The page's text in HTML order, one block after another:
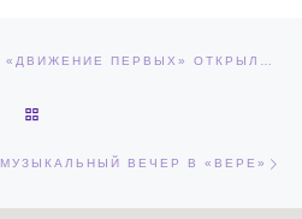
МУЗЫКАЛЬНЫЙ ВЕЧЕР В «ВЕРЕ»